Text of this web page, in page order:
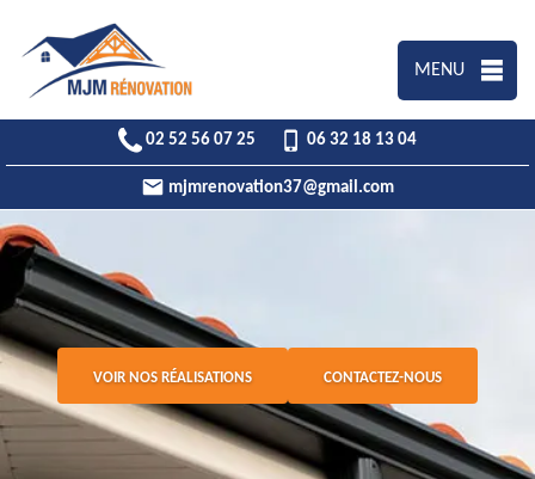
MENU
02 52 56 07 25 06 32 18 13 04
mjmrenovation37@gmail.com
VOIR NOS RÉALISATIONS CONTACTEZ-NOUS